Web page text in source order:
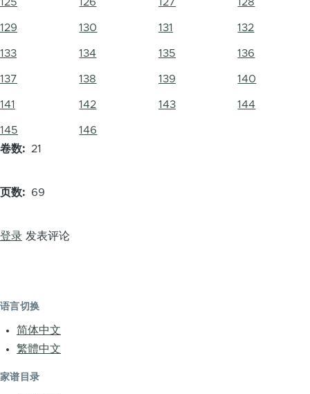
125 126 127 128
129 130 131 132
133 134 135 136
137 138 139 140
141 142 143 144
145
146
卷数
21
页数 69
登录 发表评论
语言切换
简体中文
繁體中文
家谱目录